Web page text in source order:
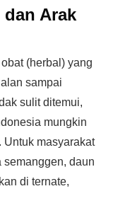
Arak
(herbal) yang
sampai
sulit ditemui,
mungkin
Untuk masyarakat
daun
di ternate,